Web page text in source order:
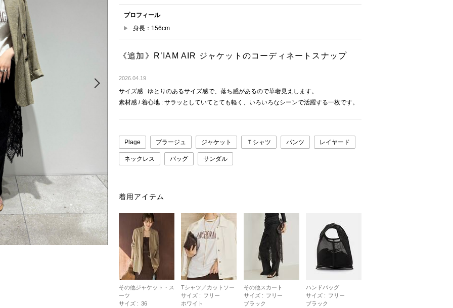
Next
プロフィール
身長：156cm
《追加》R’IAM AIR ジャケットのコーディネートスナップ
2026.04.19
サイズ感 : ゆとりのあるサイズ感で、落ち感があるので華奢見えします。
素材感 / 着心地 : サラッとしていてとても軽く、いろいろなシーンで活躍する一枚です。
Plage プラージュ ジャケット Ｔシャツ パンツ レイヤード
ネックレス バッグ サンダル
着用アイテム
その他ジャケット・ス
ーツ
サイズ : 36
Tシャツ／カットソー
サイズ : フリー
ホワイト
その他スカート
サイズ : フリー
ブラック
ハンドバッグ
サイズ : フリー
ブラック